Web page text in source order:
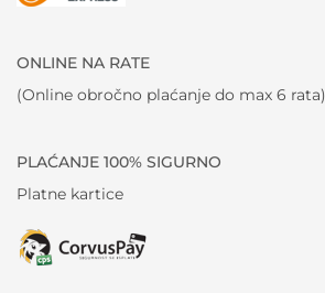
ONLINE NA RATE
(Online obročno plaćanje do max 6 rata)
PLAĆANJE 100% SIGURNO
Platne kartice